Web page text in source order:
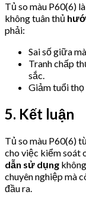
Tủ so màu P60(6)
không tuân thủ
phải:
Sai số giữa
Tranh chấp
sắc.
Giảm tuổi thọ
5. Kết luận
Tủ so màu P60(6)
cho việc kiểm soát
dẫn sử dụng
chuyên nghiệp mà
đầu ra.